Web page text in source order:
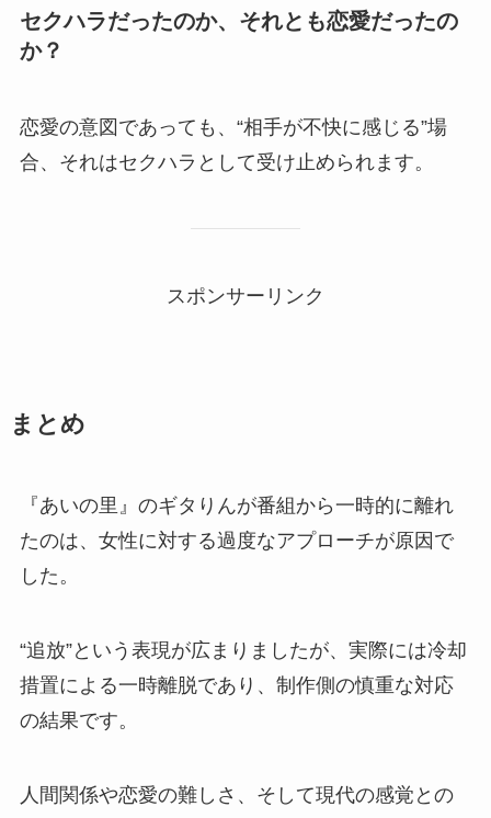
セクハラだったのか、それとも恋愛だったの
か？
恋愛の意図であっても、“相手が不快に感じる”場
合、それはセクハラとして受け止められます。
スポンサーリンク
まとめ
『あいの里』のギタりんが番組から一時的に離れ
たのは、女性に対する過度なアプローチが原因で
した。
“追放”という表現が広まりましたが、実際には冷却
措置による一時離脱であり、制作側の慎重な対応
の結果です。
人間関係や恋愛の難しさ、そして現代の感覚との